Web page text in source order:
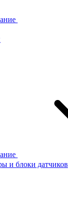
и блоки датчиков